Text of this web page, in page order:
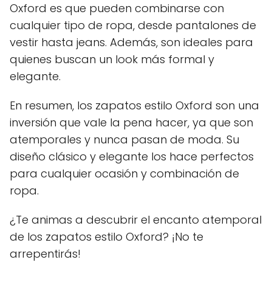
Oxford es que pueden combinarse con
cualquier tipo de ropa, desde pantalones de
vestir hasta jeans. Además, son ideales para
quienes buscan un look más formal y
elegante.
En resumen, los zapatos estilo Oxford son una
inversión que vale la pena hacer, ya que son
atemporales y nunca pasan de moda. Su
diseño clásico y elegante los hace perfectos
para cualquier ocasión y combinación de
ropa.
¿Te animas a descubrir el encanto atemporal
de los zapatos estilo Oxford? ¡No te
arrepentirás!